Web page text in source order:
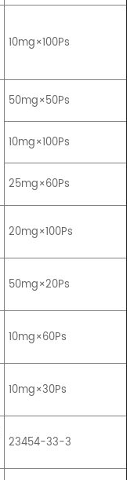
10mg×100Ps
50mg×50Ps
10mg×100Ps
25mg×60Ps
20mg×100Ps
50mg×20Ps
10mg×60Ps
10mg×30Ps
23454-33-3